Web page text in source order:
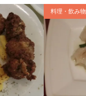
料理・飲み物